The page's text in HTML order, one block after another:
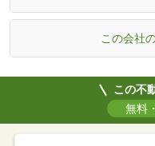
この会社
この不
無料